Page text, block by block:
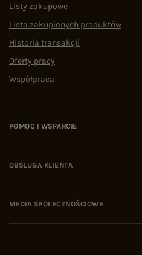
Listy zakupowe
Lista zakupionych produktów
Historia transakcji
Oferty pracy
Współpraca
POMOC I WSPARCIE
OBSŁUGA KLIENTA
MEDIA SPOŁECZNOŚCIOWE